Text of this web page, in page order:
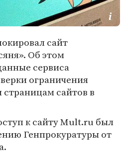
сайт
Об этом
сервиса
ограничения
страницам сайтов в
к сайту Mult.ru был
Генпрокуратуры от